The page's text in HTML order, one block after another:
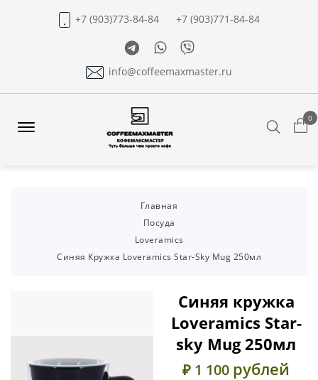
+7 (903)773-84-84
+7 (903)771-84-84
TelegramWhatsapp
Viber
info@coffeemaxmaster.ru
0
Главная
Посуда
Loveramics
Синяя Кружка Loveramics Star-Sky Mug 250мл
Синяя кружка
Loveramics Star-
sky Mug 250мл
₽ 1 100 рублей